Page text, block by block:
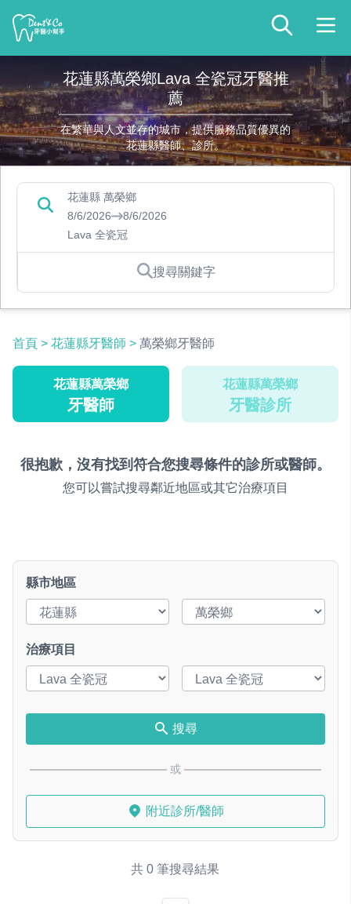
花蓮縣萬榮鄉Lava 全瓷冠牙醫推
薦
在繁華與人文並存的城市，提供服務品質優異的
花蓮縣醫師、診所。
花蓮縣 萬榮鄉
8/6/2026
8/6/2026
Lava 全瓷冠
搜尋關鍵字
首頁 > 花蓮縣牙醫師 > 萬榮鄉牙醫師
花蓮縣萬榮鄉
牙醫師
花蓮縣萬榮鄉
牙醫診所
很抱歉，沒有找到符合您搜尋條件的診所或醫師。
您可以嘗試搜尋鄰近地區或其它治療項目
縣市地區
治療項目
搜尋
或
附近診所/醫師
共 0 筆搜尋結果